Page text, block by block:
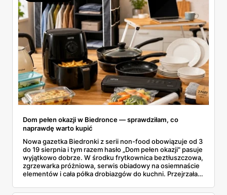
Dom pełen okazji w Biedronce — sprawdziłam, co
naprawdę warto kupić
Nowa gazetka Biedronki z serii non-food obowiązuje od 3
do 19 sierpnia i tym razem hasło „Dom pełen okazji" pasuje
wyjątkowo dobrze. W środku frytkownica beztłuszczowa,
zgrzewarka próżniowa, serwis obiadowy na osiemnaście
elementów i cała półka drobiazgów do kuchni. Przejrzałam
się przy półce z samego rana.